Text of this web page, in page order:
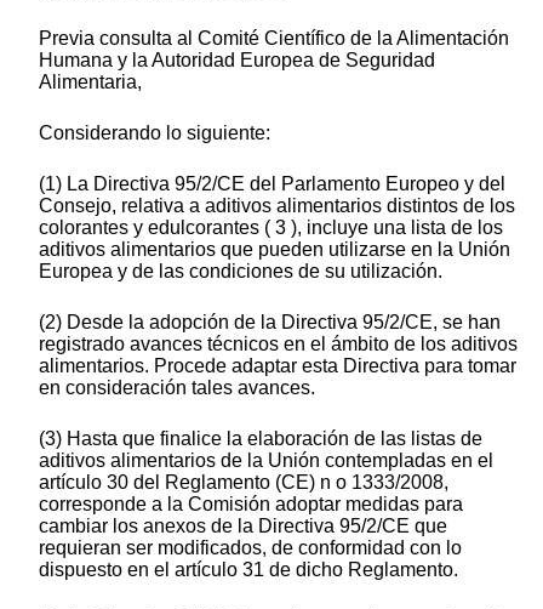
Previa consulta al Comité Científico de la Alimentación
Humana y la Autoridad Europea de Seguridad
Alimentaria,
Considerando lo siguiente:
(1) La Directiva 95/2/CE del Parlamento Europeo y del
Consejo, relativa a aditivos alimentarios distintos de los
colorantes y edulcorantes ( 3 ), incluye una lista de los
aditivos alimentarios que pueden utilizarse en la Unión
Europea y de las condiciones de su utilización.
(2) Desde la adopción de la Directiva 95/2/CE, se han
registrado avances técnicos en el ámbito de los aditivos
alimentarios. Procede adaptar esta Directiva para tomar
en consideración tales avances.
(3) Hasta que finalice la elaboración de las listas de
aditivos alimentarios de la Unión contempladas en el
artículo 30 del Reglamento (CE) n o 1333/2008,
corresponde a la Comisión adoptar medidas para
cambiar los anexos de la Directiva 95/2/CE que
requieran ser modificados, de conformidad con lo
dispuesto en el artículo 31 de dicho Reglamento.